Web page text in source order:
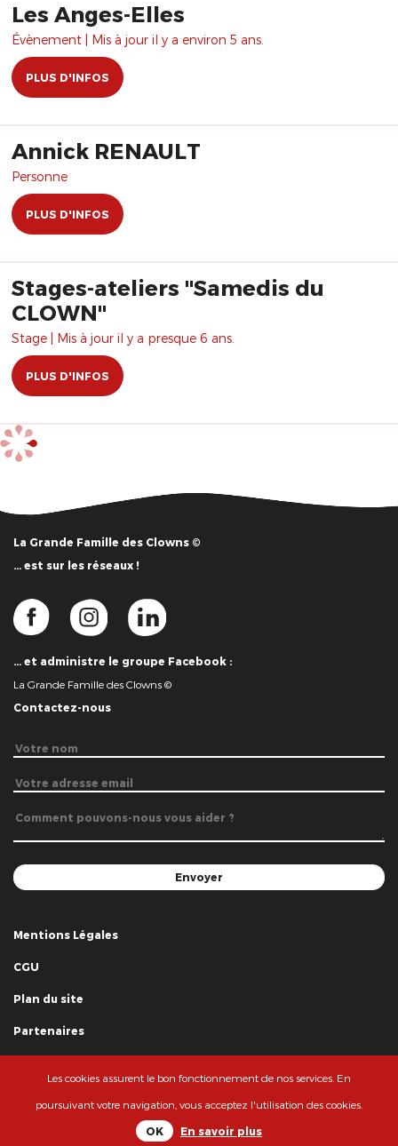
Les Anges-Elles
Évènement | Mis à jour il y a environ 5 ans.
PLUS D'INFOS
Annick RENAULT
Personne
PLUS D'INFOS
Stages-ateliers "Samedis du
CLOWN"
Stage | Mis à jour il y a presque 6 ans.
PLUS D'INFOS
La Grande Famille des Clowns ©
… est sur les réseaux !
… et administre le groupe Facebook :
La Grande Famille des Clowns ©
Contactez-nous
Mentions Légales
CGU
Plan du site
Partenaires
© La Grande Famille des Clowns - 2018
Les cookies assurent le bon fonctionnement de nos services. En
poursuivant votre navigation, vous acceptez l'utilisation des cookies.
OK En savoir plus